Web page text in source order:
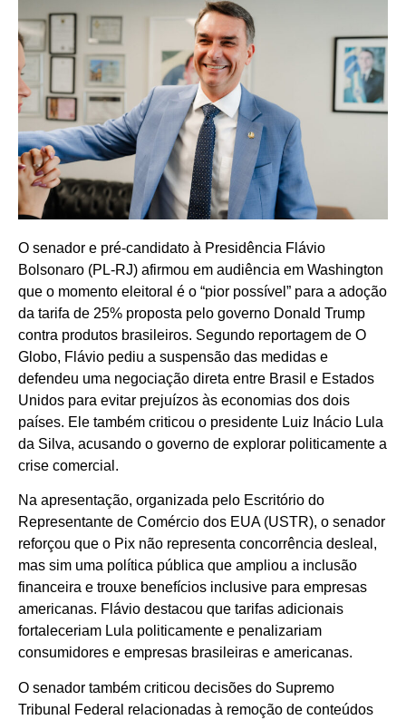
O senador e pré-candidato à Presidência Flávio
Bolsonaro (PL-RJ) afirmou em audiência em Washington
que o momento eleitoral é o “pior possível” para a adoção
da tarifa de 25% proposta pelo governo Donald Trump
contra produtos brasileiros. Segundo reportagem de O
Globo, Flávio pediu a suspensão das medidas e
defendeu uma negociação direta entre Brasil e Estados
Unidos para evitar prejuízos às economias dos dois
países. Ele também criticou o presidente Luiz Inácio Lula
da Silva, acusando o governo de explorar politicamente a
crise comercial.
Na apresentação, organizada pelo Escritório do
Representante de Comércio dos EUA (USTR), o senador
reforçou que o Pix não representa concorrência desleal,
mas sim uma política pública que ampliou a inclusão
financeira e trouxe benefícios inclusive para empresas
americanas. Flávio destacou que tarifas adicionais
fortaleceriam Lula politicamente e penalizariam
consumidores e empresas brasileiras e americanas.
O senador também criticou decisões do Supremo
Tribunal Federal relacionadas à remoção de conteúdos